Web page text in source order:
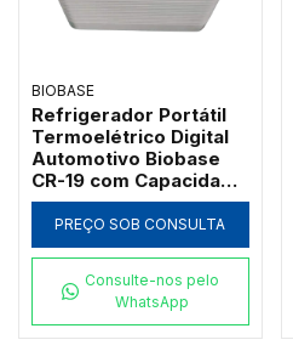
BIOBASE
Refrigerador Portátil
Termoelétrico Digital
Automotivo Biobase
CR-19 com Capacidade
de 19L e Isolamento
em Poliuretano
PREÇO SOB CONSULTA
Consulte-nos pelo
WhatsApp